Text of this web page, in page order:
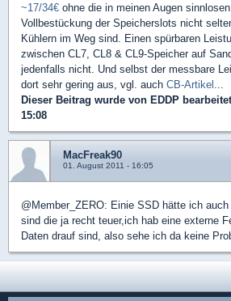
~17/34€ ohne die in meinen Augen
Vollbestückung der Speicherslots nicht
Kühlern im Weg sind. Einen spürbaren
zwischen CL7, CL8 & CL9-Speicher auf
jedenfalls nicht. Und selbst der messbare
dort sehr gering aus, vgl. auch CB-Artikel ...
Dieser Beitrag wurde von EDDP
15:08
MacFreak90
01. August 2011 - 16:05
@Member_ZERO: Einie SSD hätte ich
sind die ja recht teuer,ich hab eine externe
Daten drauf sind, also sehe ich da keine